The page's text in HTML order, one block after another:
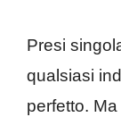
Presi
qualsiasi
perfetto.